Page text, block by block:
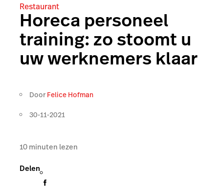
Restaurant
Horeca personeel
training: zo stoomt u
uw werknemers klaar
Door Felice Hofman
30-11-2021
10minuten lezen
Delen